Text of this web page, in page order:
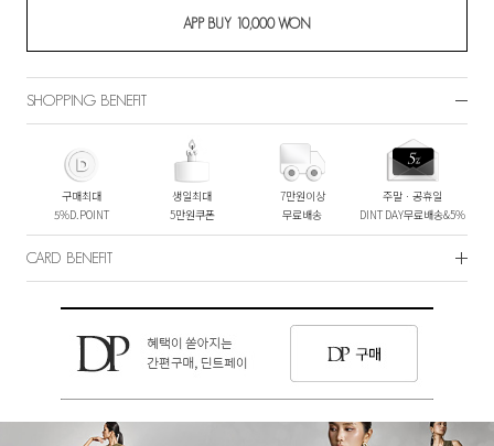
SHOPPING BENEFIT
구매최대
5%D.POINT
생일최대
5만원쿠폰
7만원이상
무료배송
주말ㆍ공휴일
DINT DAY무료배송&5%
CARD BENEFIT